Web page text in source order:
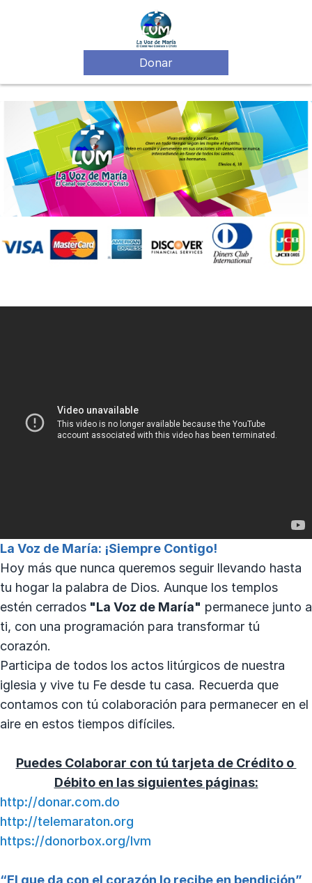
Donar
La Voz de María: ¡Siempre Contigo!
Hoy más que nunca queremos seguir llevando hasta
tu hogar la palabra de Dios. Aunque los templos
estén cerrados "La Voz de María" permanece junto a
ti, con una programación para transformar tú
corazón.
Participa de todos los actos litúrgicos de nuestra
iglesia y vive tu Fe desde tu casa. Recuerda que
contamos con tú colaboración para permanecer en el
aire en estos tiempos difíciles.
Puedes Colaborar con tú tarjeta de Crédito o
Débitoen las siguientes páginas:
http://donar.com.do
http://telemaraton.org
https://donorbox.org/lvm
“El que da con el corazón lo recibe en bendición”